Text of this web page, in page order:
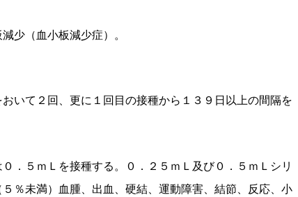
少（血小板減少症）。
％未満）血腫、出血、硬結、運動障害、結節、反応、小
いて２回、更に１回目の接種から１３９日以上の間隔を
．５ｍＬを接種する。０．２５ｍＬ及び０．５ｍＬシリ